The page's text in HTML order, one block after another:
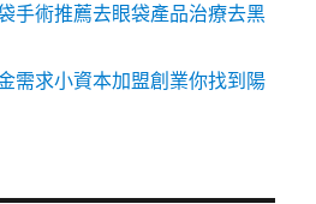
手術推薦去眼袋產品治療去黑
需求小資本加盟創業你找到陽